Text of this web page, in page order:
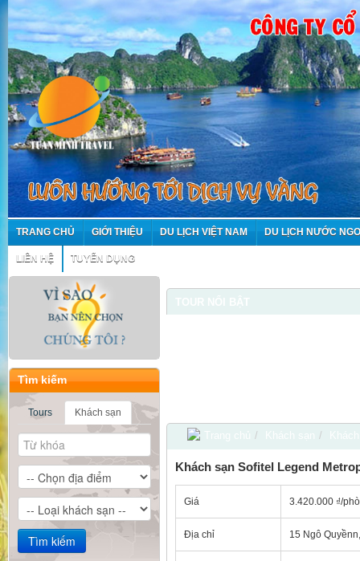
TRANG CHỦ GIỚI THIỆU DU LỊCH VIỆT NAM DU LỊCH NƯỚC
LIÊN HỆ TUYỂN DỤNG
Tìm kiếm
Tours Khách sạn
Du lịch Hà Nội - Hạ Long - Chùa Hương
TOUR NỔI BẬT
Trang chủ / Khách sạn /
Khách sạn Sofitel Legend
Giá 3.420.000 ₫/
Địa chỉ 15 Ngô